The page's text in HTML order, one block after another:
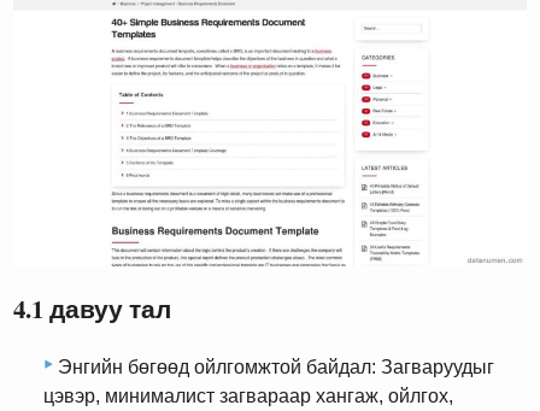
4.1 давуу тал
Энгийн бөгөөд ойлгомжтой байдал: Загваруудыг
цэвэр, минималист загвараар хангаж, ойлгох,